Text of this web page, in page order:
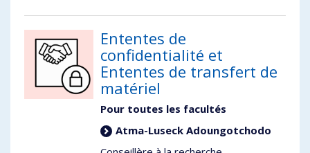
Ententes de
confidentialité et
Ententes de transfert de
matériel
Pour toutes les facultés
Atma-Luseck Adoungotchodo